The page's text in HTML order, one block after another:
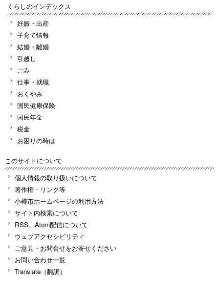
くらしのインデックス
妊娠・出産
子育て情報
結婚・離婚
引越し
ごみ
仕事・就職
おくやみ
国民健康保険
国民年金
税金
お困りの時は
このサイトについて
個人情報の取り扱いについて
著作権・リンク等
小樽市ホームページの利用方法
サイト内検索について
RSS、Atom配信について
ウェブアクセシビリティ
ご意見・お問合せをお寄せください
お問い合わせ一覧
Translate（翻訳）